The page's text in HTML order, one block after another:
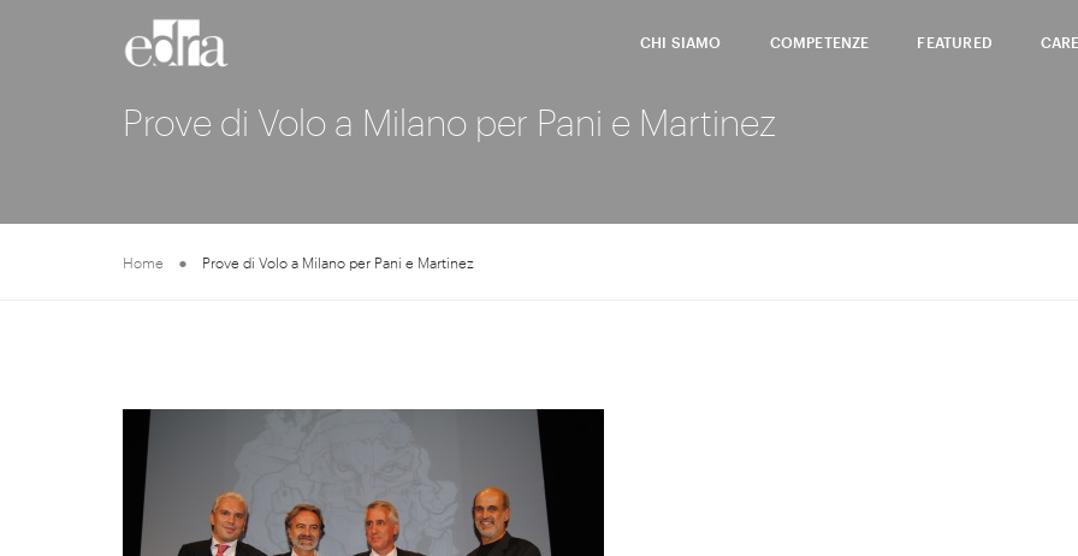
CHI SIAMO COMPETENZE FEATURED
Prove di Volo a Milano per Pani e Martinez
Home Prove di Volo a Milano per Pani e Martinez